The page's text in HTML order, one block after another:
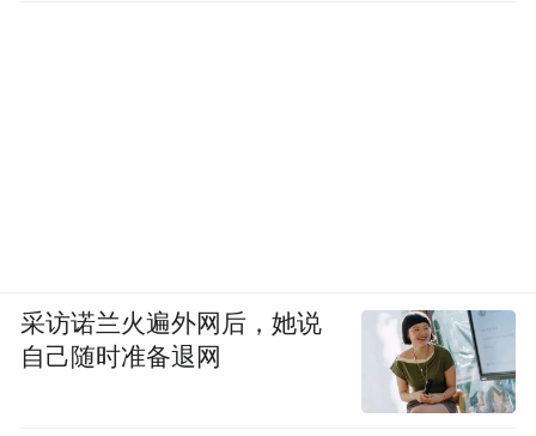
采访诺兰火遍外网后，她说
自己随时准备退网